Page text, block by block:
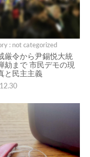
: not categorized
厳令から尹錫悦大統
劾まで 市民デモの現
と民主主義